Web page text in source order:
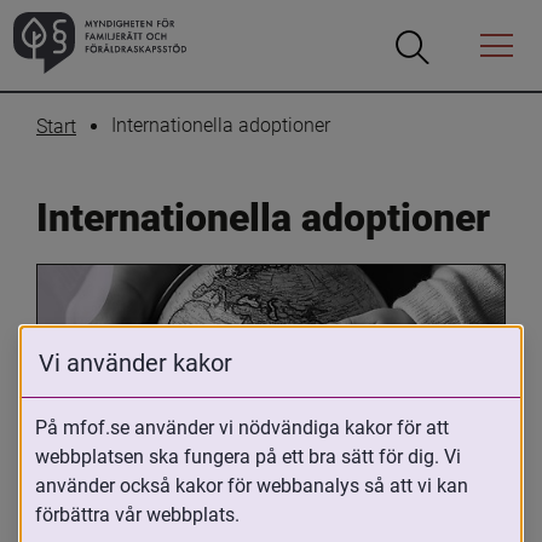
Öppna
Öppna
Menyn
Start Internationella adoptioner
Internationella adoptioner
Oavsett om du är adopterad,
adoptivförälder eller arbetar med
Vi använder kakor
På mfof.se använder vi nödvändiga kakor för att
webbplatsen ska fungera på ett bra sätt för dig. Vi
använder också kakor för webbanalys så att vi kan
förbättra vår webbplats.